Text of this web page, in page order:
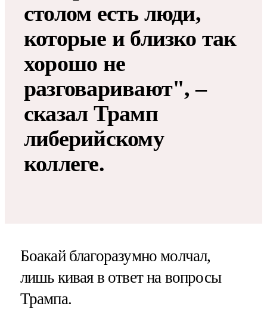
столом есть люди,
которые и близко так
хорошо не
разговаривают", –
сказал Трамп
либерийскому
коллеге.
Боакай благоразумно молчал,
лишь кивая в ответ на вопросы
Трампа.